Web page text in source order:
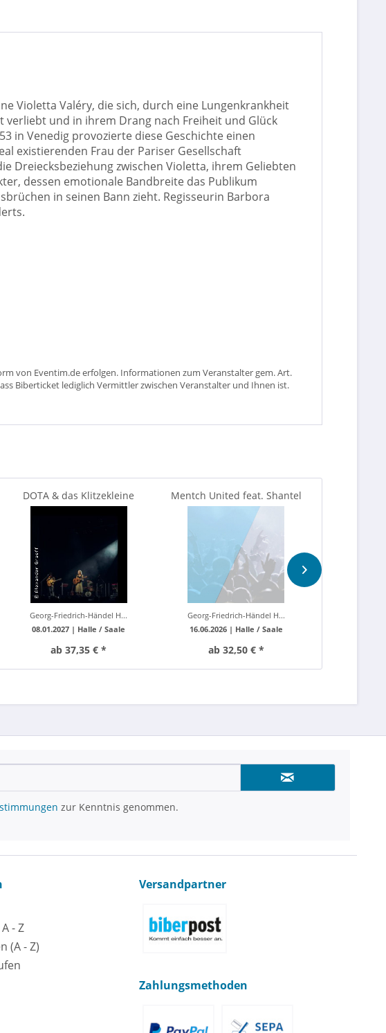
Violetta Valéry, die sich, durch eine Lungenkrankheit
und in ihrem Drang nach Freiheit und Glück
in Venedig provozierte diese Geschichte einen
existierenden Frau der Pariser Gesellschaft
Dreiecksbeziehung zwischen Violetta, ihrem Geliebten
dessen emotionale Bandbreite das Publikum
in seinen Bann zieht. Regisseurin Barbora
von Eventim.de erfolgen. Informationen zum Veranstalter gem. Art.
Biberticket lediglich Vermittler zwischen Veranstalter und Ihnen ist.
DOTA & das Klitzekleine
Orchester - unplugged
Georg-Friedrich-Händel H...
08.01.2027 | Halle / Saale
ab 37,35 € *
Mentch United feat. Shantel
Georg-Friedrich-Händel H...
16.06.2026 | Halle / Saale
ab 32,50 € *
zur Kenntnis genommen.
- Z
(A - Z)
Versandpartner
Zahlungsmethoden